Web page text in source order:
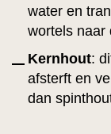
water en
wortels naar
Kernhout:
afsterft en
dan